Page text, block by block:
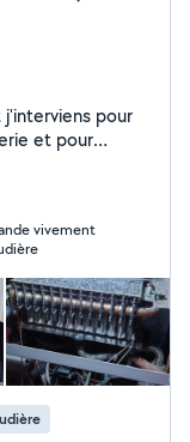
pour
et pour
vivement